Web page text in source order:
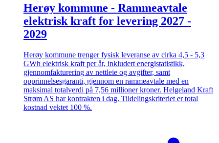
Herøy kommune - Rammeavtale
elektrisk kraft for levering 2027 -
2029
Herøy kommune trenger fysisk leveranse av cirka 4,5 - 5,3
GWh elektrisk kraft per år, inkludert energistatistikk,
gjennomfakturering av nettleie og avgifter, samt
opprinnelsesgaranti, gjennom en rammeavtale med en
maksimal totalverdi på 7,56 millioner kroner. Helgeland Kraft
Strøm AS har kontrakten i dag. Tildelingskriteriet er total
kostnad vektet 100 %.